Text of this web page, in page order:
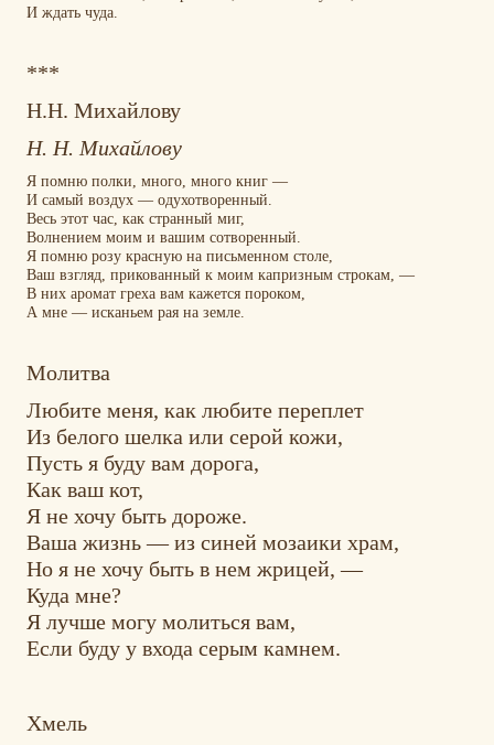
И ждать чуда.
***
Н.Н. Михайлову
Н. Н. Михайлову
Я помню полки, много, много книг —
И самый воздух — одухотворенный.
Весь этот час, как странный миг,
Волнением моим и вашим сотворенный.
Я помню розу красную на письменном столе,
Ваш взгляд, прикованный к моим капризным строкам, —
В них аромат греха вам кажется пороком,
А мне — исканьем рая на земле.
Молитва
Любите меня, как любите переплет
Из белого шелка или серой кожи,
Пусть я буду вам дорога,
Как ваш кот,
Я не хочу быть дороже.
Ваша жизнь — из синей мозаики храм,
Но я не хочу быть в нем жрицей, —
Куда мне?
Я лучше могу молиться вам,
Если буду у входа серым камнем.
Хмель